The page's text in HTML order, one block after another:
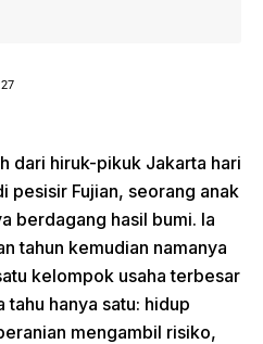
dari hiruk-pikuk Jakarta hari
pesisir Fujian, seorang anak
berdagang hasil bumi. Ia
tahun kemudian namanya
kelompok usaha terbesar
tahu hanya satu: hidup
mengambil risiko,